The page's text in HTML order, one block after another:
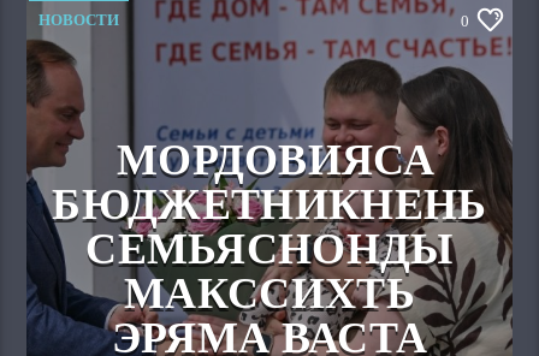
НОВОСТИ 0
МОРДОВИЯСА
БЮДЖЕТНИКНЕНЬ
СЕМЬЯСНОНДЫ
МАКССИХТЬ
ЭРЯМА ВАСТА